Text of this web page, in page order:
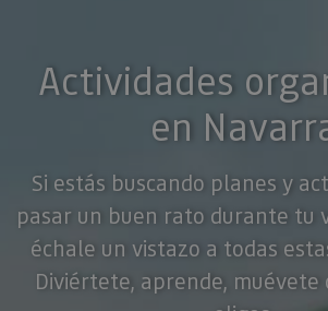
Actividades
en
Si estás buscando planes y
pasar un buen rato durante tu
échale un vistazo a todas
Diviértete, aprende, muévete